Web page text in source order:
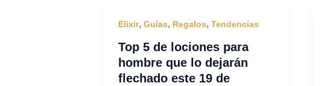
Elixir, Guías, Regalos, Tendencias
Top 5 de lociones para
hombre que lo dejarán
flechado este 19 de